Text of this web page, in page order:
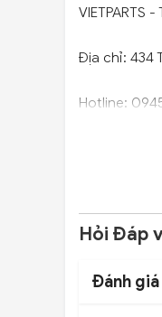
VIETPARTS
Địa chỉ: 434
Hotline:
Hỏi Đáp
Đánh giá